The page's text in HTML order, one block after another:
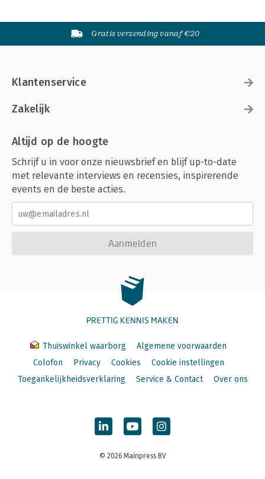
Gratis verzending vanaf €20
Klantenservice
Zakelijk
Altijd op de hoogte
Schrijf u in voor onze nieuwsbrief en blijf up-to-date
met relevante interviews en recensies, inspirerende
events en de beste acties.
Aanmelden
PRETTIG KENNIS MAKEN
Thuiswinkel waarborg
Algemene voorwaarden
Colofon
Privacy Cookies
Cookie instellingen
Toegankelijkheidsverklaring
Service & Contact Over ons
© 2026 Mainpress BV